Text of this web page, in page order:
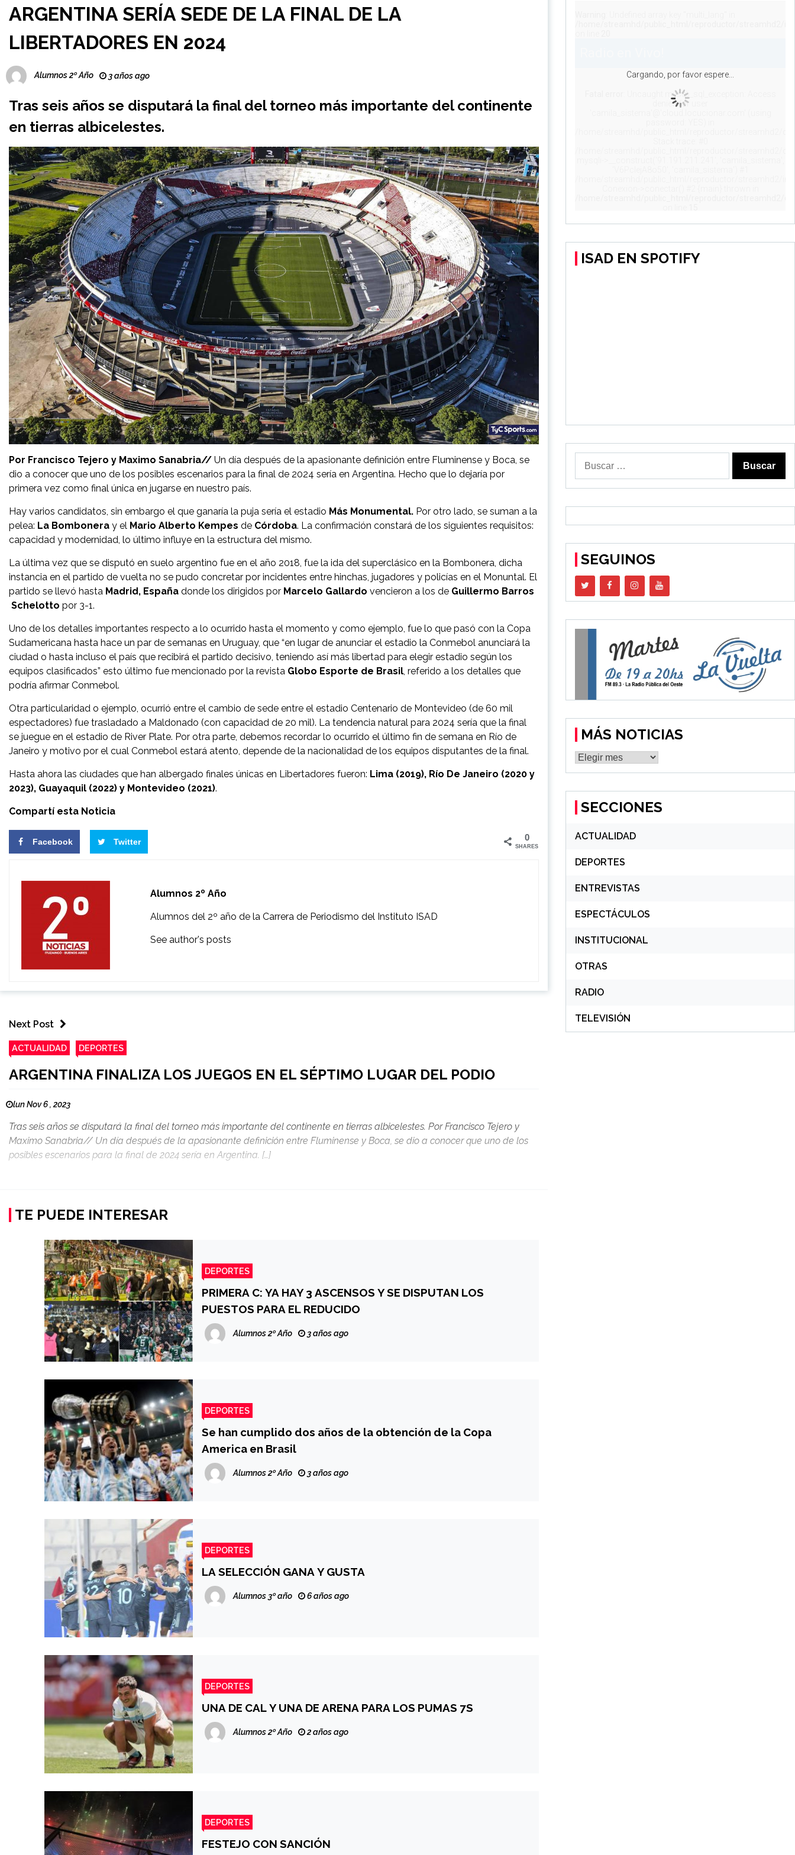
ARGENTINA SERÍA SEDE DE LA FINAL DE LA
LIBERTADORES EN 2024
Alumnos 2º Año 3 años ago
Tras seis años se disputará la final del torneo más importante del continente
en tierras albicelestes.
Por Francisco Tejero y Maximo Sanabria// Un día después de la apasionante definición entre Fluminense y Boca, se
dio a conocer que uno de los posibles escenarios para la final de 2024 sería en Argentina. Hecho que lo dejaría por
primera vez como final única en jugarse en nuestro país.
Hay varios candidatos, sin embargo el que ganaría la puja sería el estadio Más Monumental. Por otro lado, se suman a la
pelea: La Bombonera y el Mario Alberto Kempes de Córdoba. La confirmación constará de los siguientes requisitos:
capacidad y modernidad, lo último influye en la estructura del mismo.
La última vez que se disputó en suelo argentino fue en el año 2018, fue la ida del superclásico en la Bombonera, dicha
instancia en el partido de vuelta no se pudo concretar por incidentes entre hinchas, jugadores y policías en el Monuntal. El
partido se llevó hasta Madrid, España donde los dirigidos por Marcelo Gallardo vencieron a los de Guillermo Barros
Schelotto por 3-1.
Uno de los detalles importantes respecto a lo ocurrido hasta el momento y como ejemplo, fue lo que pasó con la Copa
Sudamericana hasta hace un par de semanas en Uruguay, que “en lugar de anunciar el estadio la Conmebol anunciará la
ciudad o hasta incluso el país que recibirá el partido decisivo, teniendo así más libertad para elegir estadio según los
equipos clasificados” esto último fue mencionado por la revista Globo Esporte de Brasil, referido a los detalles que
podría afirmar Conmebol.
Otra particularidad o ejemplo, ocurrió entre el cambio de sede entre el estadio Centenario de Montevideo (de 60 mil
espectadores) fue trasladado a Maldonado (con capacidad de 20 mil). La tendencia natural para 2024 sería que la final
se juegue en el estadio de River Plate. Por otra parte, debemos recordar lo ocurrido el último fin de semana en Río de
Janeiro y motivo por el cual Conmebol estará atento, depende de la nacionalidad de los equipos disputantes de la final.
Hasta ahora las ciudades que han albergado finales únicas en Libertadores fueron: Lima (2019), Río De Janeiro (2020 y
2023), Guayaquil (2022) y Montevideo (2021).
Compartí esta Noticia
Facebook Twitter 0
SHARES
Alumnos 2º Año
Alumnos del 2º año de la Carrera de Periodismo del Instituto ISAD
See author's posts
Next Post
ACTUALIDAD DEPORTES
ARGENTINA FINALIZA LOS JUEGOS EN EL SÉPTIMO LUGAR DEL PODIO
lun Nov 6 , 2023
Tras seis años se disputará la final del torneo más importante del continente en tierras albicelestes. Por Francisco Tejero y
Maximo Sanabria// Un día después de la apasionante definición entre Fluminense y Boca, se dio a conocer que uno de los
posibles escenarios para la final de 2024 sería en Argentina. […]
TE PUEDE INTERESAR
DEPORTES
PRIMERA C: YA HAY 3 ASCENSOS Y SE DISPUTAN LOS
PUESTOS PARA EL REDUCIDO
Alumnos 2º Año 3 años ago
DEPORTES
Se han cumplido dos años de la obtención de la Copa
America en Brasil
Alumnos 2º Año 3 años ago
DEPORTES
LA SELECCIÓN GANA Y GUSTA
Alumnos 3º año 6 años ago
DEPORTES
UNA DE CAL Y UNA DE ARENA PARA LOS PUMAS 7S
Alumnos 2º Año 2 años ago
DEPORTES
FESTEJO CON SANCIÓN
ISAD EN SPOTIFY
SEGUINOS
MÁS NOTICIAS
MÁS
NOTICIAS
SECCIONES
ACTUALIDAD
DEPORTES
ENTREVISTAS
ESPECTÁCULOS
INSTITUCIONAL
OTRAS
RADIO
TELEVISIÓN